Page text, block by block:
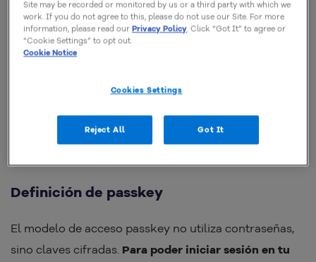
No todos los sistemas y dispositivos son compatibles
con este modelo, sin embargo, esto ha cambiado con
opción de configurar una clave de acceso para sus
usuarios.
Definición de passkey
El modelo de acceso passkey no utiliza contraseñas,
sino claves cifradas. Para poder iniciar sesión en tu
Site may be recorded or monitored by us or a third party with which we
work. If you do not agree to this, please do not use our Site. For more
information, please read ourPrivacy Policy. Click “Got It” to agree or
“Cookie Settings” to opt out.
Cookie Notice
Cookies Settings
Reject All Got It